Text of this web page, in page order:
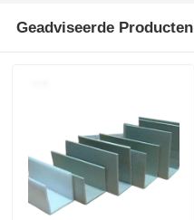
Geadviseerde Producten